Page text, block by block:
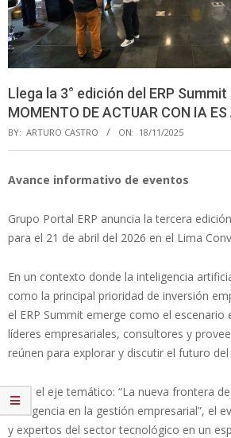
Llega la 3° edición del ERP Summit
MOMENTO DE ACTUAR CON IA ES
BY: ARTURO CASTRO ON: 18/11/2025
Avance informativo de eventos
Grupo Portal ERP anuncia la tercera
para el 21 de abril del 2026 en el Lima
En un contexto donde la inteligencia
como la principal prioridad de inversión
el ERP Summit emerge como el escenario
líderes empresariales, consultores y
reúnen para explorar y discutir el futuro
Bajo el eje temático: “La nueva frontera
inteligencia en la gestión empresarial”, el
y expertos del sector tecnológico en un